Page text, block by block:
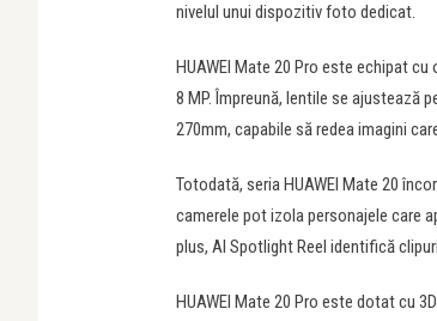
nivelul unui dispozitiv foto dedicat.
HUAWEI Mate 20 Pro este echipat cu
8 MP. Împreună, lentile se ajustează
270mm, capabile să redea imagini
Totodată, seria HUAWEI Mate 20
camerele pot izola personajele care
plus, AI Spotlight Reel identifică
HUAWEI Mate 20 Pro este dotat cu